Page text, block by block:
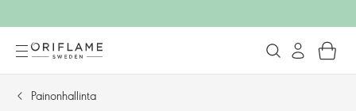
Painonhallinta